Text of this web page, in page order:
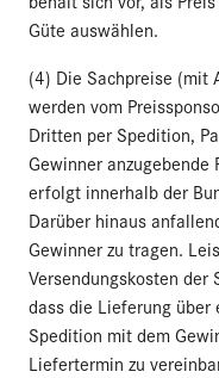
Güte auswählen.
(4) Die Sachpreise (mit
werden vom
Dritten per Spedition,
Gewinner
erfolgt innerhalb der
Darüber hinaus
Gewinner zu tragen.
Versendungskosten der
dass die Lieferung
Spedition mit dem
Liefertermin zu